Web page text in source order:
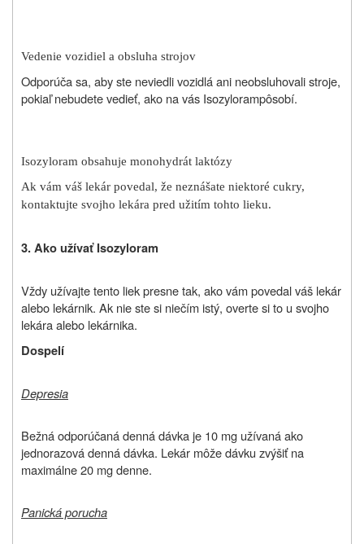
Vedenie vozidiel a obsluha strojov
Odporúča sa, aby ste neviedli vozidlá ani neobsluhovali stroje,
pokiaľ nebudete vedieť, ako na vás Isozylorampôsobí.
Isozyloram obsahuje monohydrát laktózy
Ak vám váš lekár povedal, že neznášate niektoré cukry,
kontaktujte svojho lekára pred užitím tohto lieku.
3. Ako užívať Isozyloram
Vždy užívajtetento liekpresne tak, ako vám povedal váš lekár
alebo lekárnik. Ak nie ste si niečím istý, overte si to u svojho
lekára alebo lekárnika.
Dospelí
Depresia
Bežná odporúčaná denná dávka je 10 mg užívaná ako
jednorazová denná dávka. Lekár môže dávku zvýšiť na
maximálne 20 mg denne.
Panická porucha